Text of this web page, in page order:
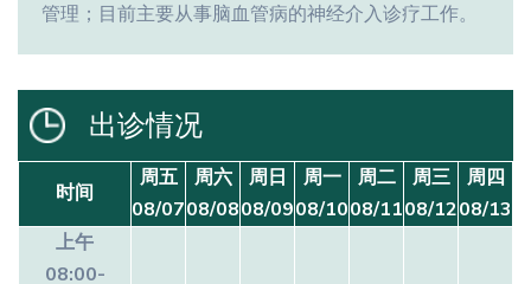
管理；目前主要从事脑血管病的神经介入诊疗工作。
出诊情况
时间
周五
08/07
周六
08/08
周日
08/09
周一
08/10
周二
08/11
周三
08/12
周四
08/13
上午
08:00-